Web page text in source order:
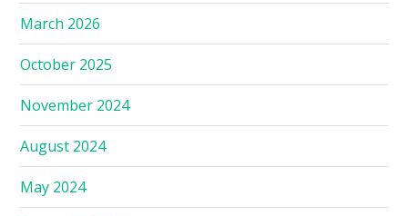
March 2026
October 2025
November 2024
August 2024
May 2024